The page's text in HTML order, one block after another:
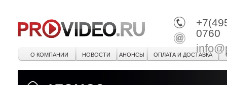
0760
О КОМПАНИИ НОВОСТИ АНОНСЫ ОПЛАТА И ДОСТАВКА